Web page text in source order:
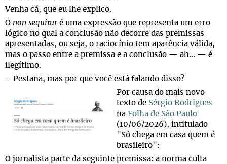
Venha cá, que eu lhe explico.
O non sequituré uma expressão que representa um erro
lógico no qual a conclusão não decorre das premissas
apresentadas, ou seja, o raciocínio tem aparência válida,
mas o passo entre a premissa e a conclusão — ah... — é
ilegítimo.
– Pestana, mas por que você está falando disso?
Por causa do mais novo
texto de Sérgio Rodrigues
na Folha de São Paulo
(10/06/2026), intitulado
"Só chega em casa quem é
brasileiro":
O jornalista parte da seguinte premissa: a norma culta